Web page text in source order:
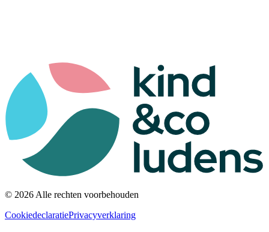
© 2026 Alle rechten voorbehouden
CookiedeclaratiePrivacyverklaring